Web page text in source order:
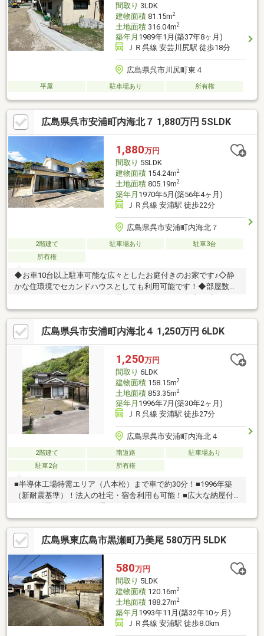
間取り 3LDK
建物面積81.15m2
土地面積316.04m2
築年月 1989年1月(築37年8ヶ月)
ＪＲ呉線 安芸川尻駅 徒歩18分
広島県呉市川尻町東４
平屋 駐車場あり 所有権
広島県呉市安浦町内海北７ 1,880万円 5SLDK
1,880万円
間取り 5SLDK
建物面積154.24m2
土地面積805.19m2
築年月 1970年5月(築56年4ヶ月)
ＪＲ呉線 安浦駅 徒歩22分
広島県呉市安浦町内海北７
2階建て 駐車場あり
駐車3台
所有権
◆お車10台以上駐車可能な広々としたお庭付きのお家です♪◇静
かな住環境でセカンドハウスとしても利用可能です！◆部屋数の
多い5SLDK！一人一人のお部屋も確保できます！◇広く縁側がと
られ、明るさと開放感がたっぷりあります！◆来場メリット・物
件を見て触れる事で暮らしのイメージが上がります・WEBよりも
リアルな資金シミュレーションが可能です・未完成でも類似の完
成物件があればご案内可能です赤い「見学可能」ボタンから、ご
希望の日時にご予約ください。
広島県呉市安浦町内海北４ 1,250万円 6LDK
1,250万円
間取り 6LDK
建物面積158.15m2
土地面積853.35m2
築年月 1996年7月(築30年2ヶ月)
ＪＲ呉線 安浦駅 徒歩27分
広島県呉市安浦町内海北４
2階建て 南道路
駐車場あり
駐車2台
所有権
■半導体工場特需エリア（八本松）まで車で約30分！■1996年築
（新耐震基準）！法人の社宅・宿舎利用も可能！■広大な納屋付
や隠れ家カフェなど、趣味と実益を兼ねた多目的利用可！■様々
なビジネスやライフスタイルに対応可能な「母屋＋広大な納屋
（倉庫）」付き物件です。■自然に囲まれたプライベート空間を
活かした立地で、遊び心あるご家族での利用や事業用にも◎■企
業の「従業員宿舎」や「シェアハウス・寮」、または「サテライ
トオフィス」としての活用にも◎■敷地内にある広大な納屋は、
使い方は自由自在！安浦小学校・安浦中学校エリア
広島県東広島市黒瀬町乃美尾 580万円 5LDK
580万円
間取り 5LDK
建物面積120.16m2
土地面積188.27m2
築年月 1993年11月(築32年10ヶ月)
ＪＲ呉線 安浦駅 徒歩8.0km